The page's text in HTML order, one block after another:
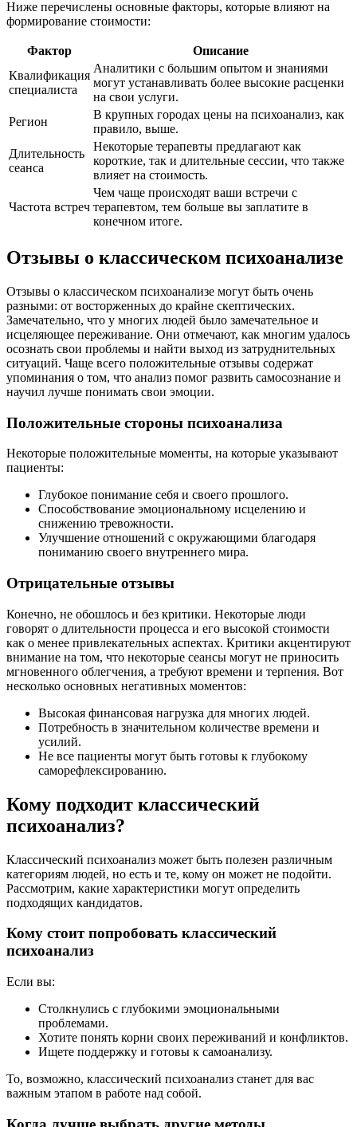
Ниже перечислены основные факторы, которые влияют на
формирование стоимости:
Фактор
Описание
Квалификация
специалиста
Аналитики с большим опытом и знаниями
могут устанавливать более высокие расценки
на свои услуги.
Регион
В крупных городах цены на психоанализ, как
правило, выше.
Длительность
сеанса
Некоторые терапевты предлагают как
короткие, так и длительные сессии, что также
влияет на стоимость.
Частота встреч
Чем чаще происходят ваши встречи с
терапевтом, тем больше вы заплатите в
конечном итоге.
Отзывы о классическом психоанализе
Отзывы о классическом психоанализе могут быть очень
разными: от восторженных до крайне скептических.
Замечательно, что у многих людей было замечательное и
исцеляющее переживание. Они отмечают, как многим удалось
осознать свои проблемы и найти выход из затруднительных
ситуаций. Чаще всего положительные отзывы содержат
упоминания о том, что анализ помог развить самосознание и
научил лучше понимать свои эмоции.
Положительные стороны психоанализа
Некоторые положительные моменты, на которые указывают
пациенты:
Глубокое понимание себя и своего прошлого.
Способствование эмоциональному исцелению и
снижению тревожности.
Улучшение отношений с окружающими благодаря
пониманию своего внутреннего мира.
Отрицательные отзывы
Конечно, не обошлось и без критики. Некоторые люди
говорят о длительности процесса и его высокой стоимости
как о менее привлекательных аспектах. Критики акцентируют
внимание на том, что некоторые сеансы могут не приносить
мгновенного облегчения, а требуют времени и терпения. Вот
несколько основных негативных моментов:
Высокая финансовая нагрузка для многих людей.
Потребность в значительном количестве времени и
усилий.
Не все пациенты могут быть готовы к глубокому
саморефлексированию.
Кому подходит классический
психоанализ?
Классический психоанализ может быть полезен различным
категориям людей, но есть и те, кому он может не подойти.
Рассмотрим, какие характеристики могут определить
подходящих кандидатов.
Кому стоит попробовать классический
психоанализ
Если вы:
Столкнулись с глубокими эмоциональными
проблемами.
Хотите понять корни своих переживаний и конфликтов.
Ищете поддержку и готовы к самоанализу.
То, возможно, классический психоанализ станет для вас
важным этапом в работе над собой.